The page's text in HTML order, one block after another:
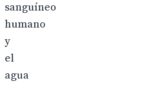
sanguíneo
humano
y
el
agua